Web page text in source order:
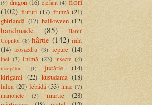
(9) dragon (16) elefant (4)
(102) fluturi (17) frunză (21)
ghirlandă (17) halloween (12)
handmade (85)
Hanu'
Copiilor (8) hârtie (142) iaht
(14) icosaedru (3) iepure (14)
inel (3) inimă (23) insecte (4)
începători (1) jucărie
(14)
kirigami (22) kusudama (18)
lalea (20) lebădă (33) liliac (7)
marionete
(3) martie
(28)